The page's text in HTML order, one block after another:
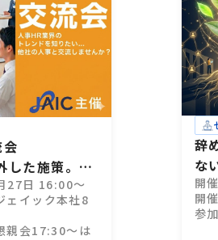
した施策。」
、成功・失敗
27日 16:00～
ェイック本社8
親会17:30～は
辞
な
開
開
参